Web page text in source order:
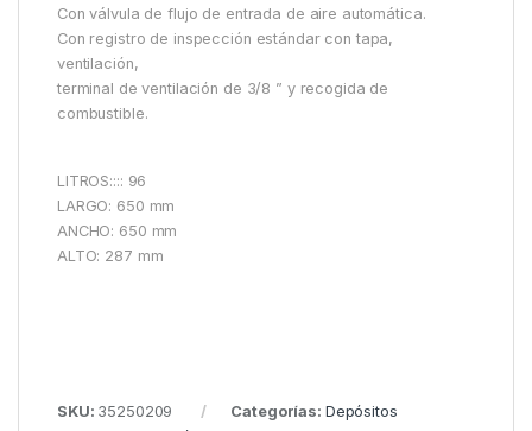
Con válvula de flujo de entrada de aire automática.
Con registro de inspección estándar con tapa,
ventilación,
terminal de ventilación de 3/8 ” y recogida de
combustible.
LITROS:::: 96
LARGO: 650 mm
ANCHO: 650 mm
ALTO: 287 mm
SKU: 35250209 Categorías: Depósitos